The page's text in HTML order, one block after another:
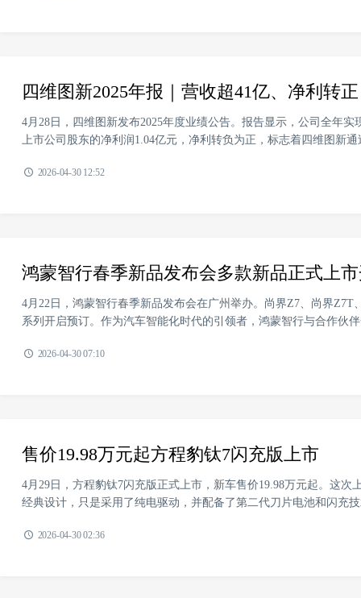
四维图新2025年报｜营收超41亿、净利转
4月28日，四维图新发布2025年度业绩公告。报告显示，公司全年
上市公司股东的净利润1.04亿元，净利转负为正，标志着四维图新
2026-04-30 12:52
鸿蒙智行春季新品发布会多款新品正式上
4月22日，鸿蒙智行春季新品发布会在广州举办。尚界Z7、尚界
系列开启预订。作为汽车智能化时代的引领者，鸿蒙智行与合作伙
2026-04-30 07:10
售价19.98万元起方程豹钛7闪充版上市
4月29日，方程豹钛7闪充版正式上市，新车售价19.98万元起。这
经典设计，只是采用了纯电驱动，并配备了第二代刀片电池和闪充
2026-04-30 02:36